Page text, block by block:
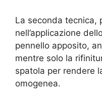
La seconda tecnica,
nell’applicazione
pennello apposito,
mentre solo la
spatola per rendere
omogenea.